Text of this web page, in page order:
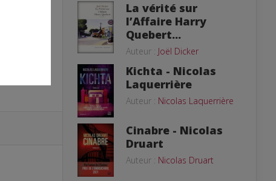
La vérité sur
l’Affaire Harry
Quebert...
Auteur : Joël Dicker
Kichta - Nicolas
Laquerrière
Auteur : Nicolas Laquerrière
Cinabre - Nicolas
Druart
Auteur : Nicolas Druart